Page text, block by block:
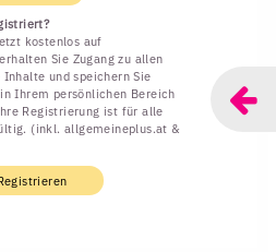
kostenlos auf
Sie Zugang zu allen
und speichern Sie
Ihrem persönlichen Bereich
Registrierung ist für alle
(inkl. allgemeineplus.at &